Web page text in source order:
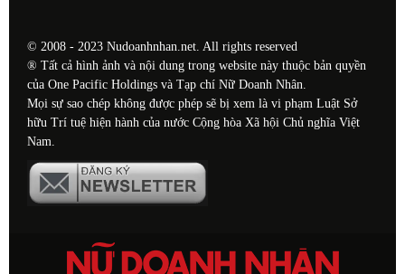
© 2008 - 2023 Nudoanhnhan.net. All rights reserved
® Tất cả hình ảnh và nội dung trong website này thuộc bản quyền
của One Pacific Holdings và Tạp chí Nữ Doanh Nhân.
Mọi sự sao chép không được phép sẽ bị xem là vi phạm Luật Sở
hữu Trí tuệ hiện hành của nước Cộng hòa Xã hội Chủ nghĩa Việt
Nam.